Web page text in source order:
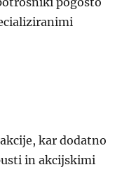
kar dodatno
in akcijskimi